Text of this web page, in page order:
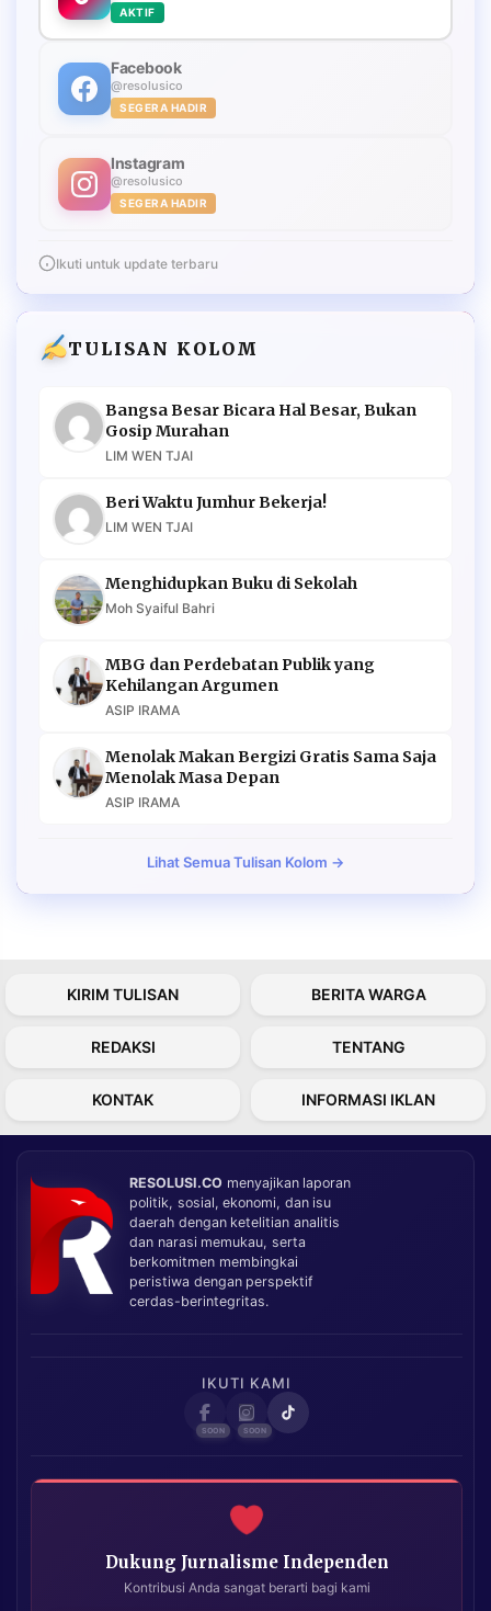
AKTIF
Facebook
@resolusico
SEGERA HADIR
Instagram
@resolusico
SEGERA HADIR
Ikuti untuk update terbaru
TULISAN KOLOM
Bangsa Besar Bicara Hal Besar, Bukan
Gosip Murahan
LIM WEN TJAI
Beri Waktu Jumhur Bekerja!
LIM WEN TJAI
Menghidupkan Buku di Sekolah
Moh Syaiful Bahri
MBG dan Perdebatan Publik yang
Kehilangan Argumen
ASIP IRAMA
Menolak Makan Bergizi Gratis Sama Saja
Menolak Masa Depan
ASIP IRAMA
Lihat Semua Tulisan Kolom →
KIRIM TULISAN BERITA WARGA
REDAKSI TENTANG
KONTAK INFORMASI IKLAN
RESOLUSI.CO menyajikan laporan
politik, sosial, ekonomi, dan isu
daerah dengan ketelitian analitis
dan narasi memukau, serta
berkomitmen membingkai
peristiwa dengan perspektif
cerdas-berintegritas.
IKUTI KAMI
Dukung Jurnalisme Independen
Kontribusi Anda sangat berarti bagi kami